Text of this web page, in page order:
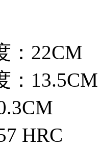
：22CM
：13.5CM
HRC